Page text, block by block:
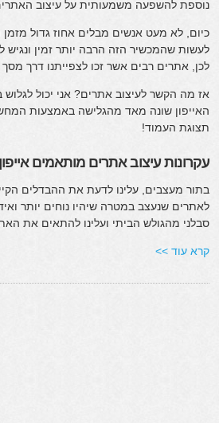
נוספת להשפעה משמעותית על עיצוב
כיום, לא מעט אנשים מבלים אחוז גדול
לעשות שהמכשיר הזה הרבה יותר זמין ונגיש
לכן, אתרים רבים אשר זכו לצפייתנו דרך
אז מה הקשר לעיצוב אתרים? אני יכול
האייפון שונה מאד מהגלישה באמצעות
תצוגת העמוד!
עקרונות עיצוב אתרים מותאמים אייפון
בתור מעצבים, עלינו לדעת את ההבדלים
לאתרים שנעצב במטרה שיהיו נוחים יותר
סבלני מהגולש הביתי ועלינו להתאים את
קרא עוד >>